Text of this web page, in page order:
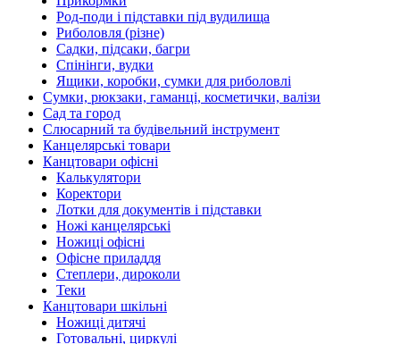
Род-поди і підставки під вудилища
Риболовля (різне)
Садки, підсаки, багри
Спінінги, вудки
Ящики, коробки, сумки для риболовлі
Сумки, рюкзаки, гаманці, косметички, валізи
Сад та город
Слюсарний та будівельний інструмент
Канцелярські товари
Канцтовари офісні
Калькулятори
Коректори
Лотки для документів і підставки
Ножі канцелярські
Ножиці офісні
Офісне приладдя
Степлери, дироколи
Теки
Канцтовари шкільні
Ножиці дитячі
Готовальні, циркулі